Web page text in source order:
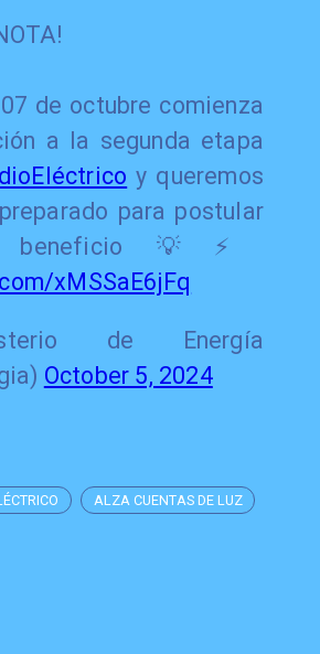
de octubre comienza
a la segunda etapa
y queremos
para postular
xMSSaE6jFq
de Energía
October 5, 2024
ALZA CUENTAS DE LUZ